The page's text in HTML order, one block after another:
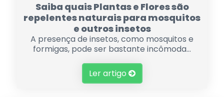
Saiba quais Plantas e Flores são
repelentes naturais para mosquitos
e outros insetos
A presença de insetos, como mosquitos e
formigas, pode ser bastante incômoda...
Ler artigo